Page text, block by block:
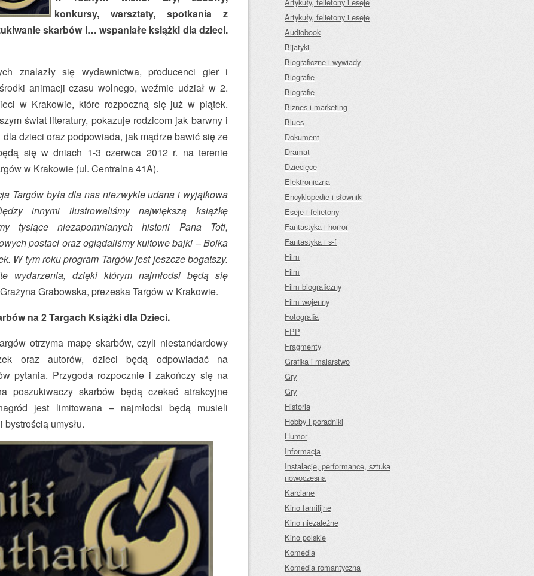
konkursy, warsztaty, spotkania z
skarbów i… wspaniałe książki dla dzieci.
znalazły się wydawnictwa, producenci gier i
animacji czasu wolnego, weźmie udział w 2.
w Krakowie, które rozpoczną się już w piątek.
świat literatury, pokazuje rodzicom jak barwny i
dzieci oraz podpowiada, jak mądrze bawić się ze
się w dniach 1-3 czerwca 2012 r. na terenie
w Krakowie (ul. Centralna 41A).
Targów była dla nas niezwykle udana i wyjątkowa
innymi ilustrowaliśmy największą książkę
tysiące niezapomnianych historii Pana Toti,
postaci oraz oglądaliśmy kultowe bajki – Bolka
W tym roku program Targów jest jeszcze bogatszy.
wydarzenia, dzięki którym najmłodsi będą się
Grabowska, prezeska Targów w Krakowie.
na 2 Targach Książki dla Dzieci.
otrzyma mapę skarbów, czyli niestandardowy
oraz autorów, dzieci będą odpowiadać na
pytania. Przygoda rozpocznie i zakończy się na
poszukiwaczy skarbów będą czekać atrakcyjne
jest limitowana – najmłodsi będą musieli
umysłu.
Artykuły, felietony i eseje
Audiobook
Bijatyki
Biograficzne i wywiady
Biografie
Biografie
Biznes i marketing
Blues
Dokument
Dramat
Dziecięce
Elektroniczna
Encyklopedie i słowniki
Eseje i felietony
Fantastyka i horror
Fantastyka i s-f
Film
Film
Film biograficzny
Film wojenny
Fotografia
FPP
Fragmenty
Grafika i malarstwo
Gry
Gry
Historia
Hobby i poradniki
Humor
Informacja
Instalacje, performance, sztuka
nowoczesna
Karciane
Kino familijne
Kino niezależne
Kino polskie
Komedia
Komedia romantyczna